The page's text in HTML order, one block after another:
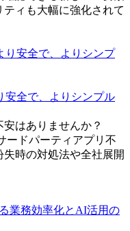
ィも大幅に強化されて
安全で、よりシンプル
はありませんか？
ードパーティアプリ不
時の対処法や全社展開